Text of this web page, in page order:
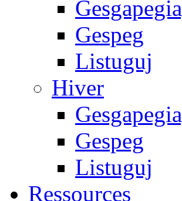
Gespeg
Listuguj
Hiver
Gespeg
Listuguj
Ressources